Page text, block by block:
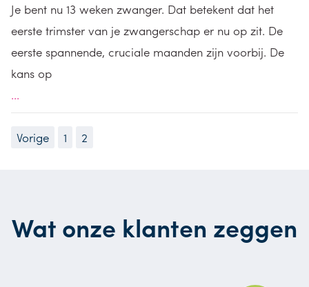
Je bent nu 13 weken zwanger. Dat betekent dat het
eerste trimster van je zwangerschap er nu op zit. De
eerste spannende, cruciale maanden zijn voorbij. De
kans op
...
Vorige 1 2
Wat onze klanten zeggen